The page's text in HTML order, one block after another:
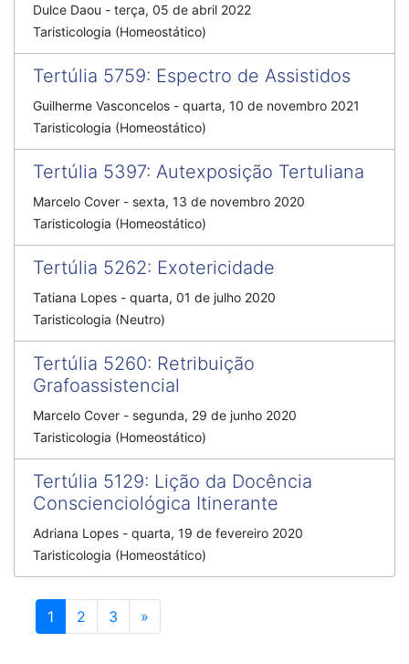
Dulce Daou - terça, 05 de abril 2022
Taristicologia (Homeostático)
Tertúlia 5759: Espectro de Assistidos
Guilherme Vasconcelos - quarta, 10 de novembro 2021
Taristicologia (Homeostático)
Tertúlia 5397: Autexposição Tertuliana
Marcelo Cover - sexta, 13 de novembro 2020
Taristicologia (Homeostático)
Tertúlia 5262: Exotericidade
Tatiana Lopes - quarta, 01 de julho 2020
Taristicologia (Neutro)
Tertúlia 5260: Retribuição
Grafoassistencial
Marcelo Cover - segunda, 29 de junho 2020
Taristicologia (Homeostático)
Tertúlia 5129: Lição da Docência
Conscienciológica Itinerante
Adriana Lopes - quarta, 19 de fevereiro 2020
Taristicologia (Homeostático)
1 2 3 »